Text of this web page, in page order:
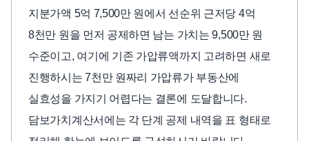
지분가액 5억 7,500만 원에서 선순위 근저당 4억
8천만 원을 먼저 공제하면 남는 가치는 9,500만 원
수준이고, 여기에 기존 가압류액까지 고려하면 새로
진행하시는 7천만 원짜리 가압류가 부동산에
실효성을 가지기 어렵다는 결론에 도달합니다.
담보가치계산서에는 각 단계 공제 내역을 표 형태로